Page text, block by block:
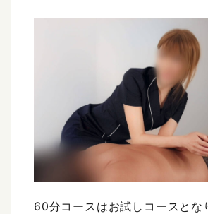
60分コースはお試しコースとな